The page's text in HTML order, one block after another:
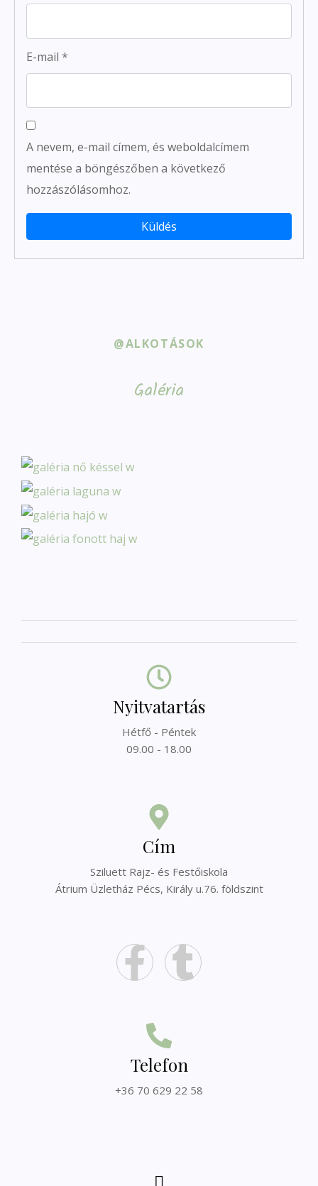
E-mail *
A nevem, e-mail címem, és weboldalcímem
mentése a böngészőben a következő
hozzászólásomhoz.
@ALKOTÁSOK
Galéria
Nyitvatartás
Hétfő - Péntek
09.00 - 18.00
Cím
Sziluett Rajz- és Festőiskola
Átrium Üzletház Pécs, Király u.76. földszint
Telefon
+36 70 629 22 58